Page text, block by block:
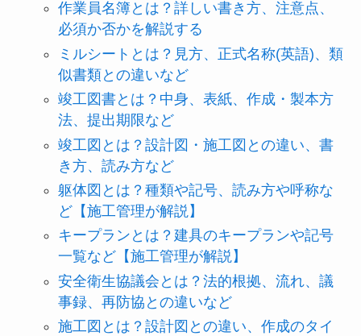
作業員名簿とは？詳しい書き方、注意点、
必須か否かを解説する
ミルシートとは？見方、正式名称(英語)、類
似書類との違いなど
竣工図書とは？中身、表紙、作成・製本方
法、提出期限など
竣工図とは？設計図・施工図との違い、書
き方、読み方など
躯体図とは？種類や記号、読み方や呼称な
ど【施工管理が解説】
キープランとは？建具のキープランや記号
一覧など【施工管理が解説】
安全衛生協議会とは？法的根拠、流れ、議
事録、再防協との違いなど
施工図とは？設計図との違い、作成のタイ